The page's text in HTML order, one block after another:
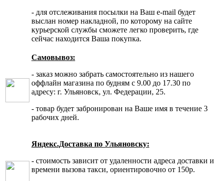
- для отслеживания посылки на Ваш e-mail будет
выслан номер накладной, по которому на сайте
курьерской службы сможете легко проверить, где
сейчас находится Ваша покупка.
Самовывоз:
- заказ можно забрать самостоятельно из нашего
оффлайн магазина по будням с 9.00 до 17.30 по
адресу: г. Ульяновск, ул. Федерации, 25.
- товар будет забронирован на Ваше имя в течение 3
рабочих дней.
Яндекс.Доставка по Ульяновску:
- стоимость зависит от удаленности адреса доставки и
времени вызова такси, ориентировочно от 150р.